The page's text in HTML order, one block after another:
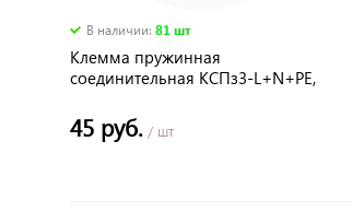
В наличии: 81 шт
Клемма пружинная
соединительная КСПз3-L+N+PE,
TDM
45 руб. / шт